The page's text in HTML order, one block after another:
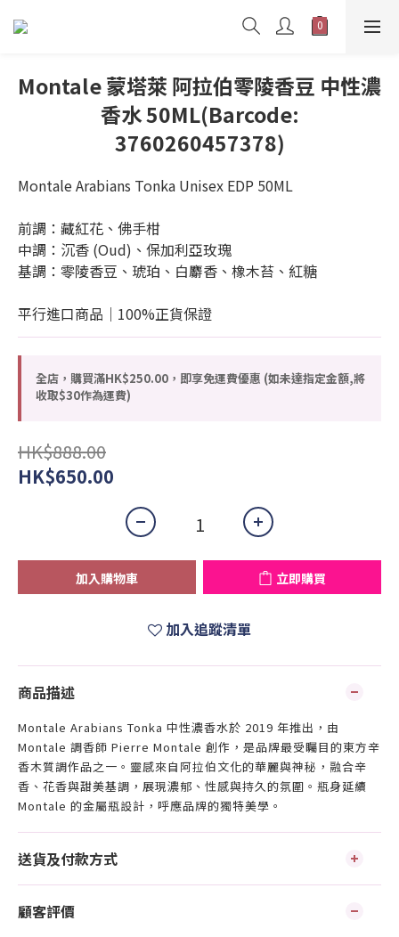
Montale 蒙塔萊 阿拉伯零陵香豆 中性濃
香水 50ML(Barcode:
3760260457378)
Montale Arabians Tonka Unisex EDP 50ML
前調：藏紅花、佛手柑
中調：沉香 (Oud)、保加利亞玫瑰
基調：零陵香豆、琥珀、白麝香、橡木苔、紅糖
平行進口商品｜100%正貨保證
全店，購買滿HK$250.00，即享免運費優惠 (如未達指定金額,將
收取$30作為運費)
HK$888.00
HK$650.00
加入購物車 立即購買
加入追蹤清單
商品描述
Montale Arabians Tonka 中性濃香水於 2019 年推出，由
Montale 調香師 Pierre Montale 創作，是品牌最受矚目的東方辛
香木質調作品之一。靈感來自阿拉伯文化的華麗與神秘，融合辛
香、花香與甜美基調，展現濃郁、性感與持久的氛圍。瓶身延續
Montale 的金屬瓶設計，呼應品牌的獨特美學。
送貨及付款方式
顧客評價